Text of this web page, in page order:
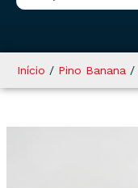
Início / Pino Banana /